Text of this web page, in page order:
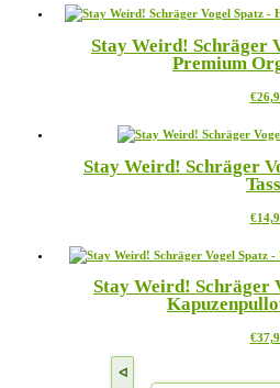
Stay Weird! Schräger
Premium
€
Stay Weird! Schräger
€
Stay Weird! Schräger
€